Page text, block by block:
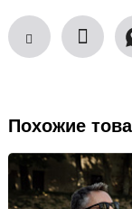
Похожие